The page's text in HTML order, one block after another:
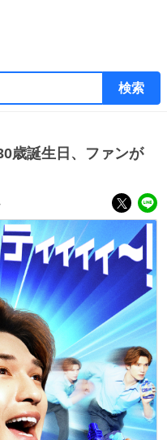
検索
歳誕生日、ファンが